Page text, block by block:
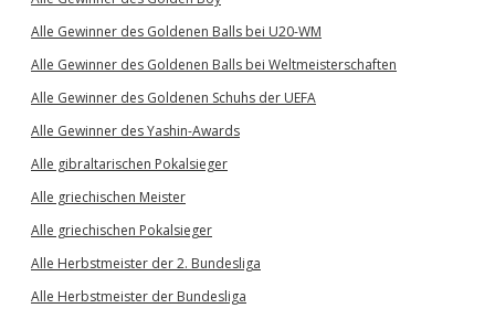
Alle Gewinner des Goldenen Balls bei U20-WM
Alle Gewinner des Goldenen Balls bei Weltmeisterschaften
Alle Gewinner des Goldenen Schuhs der UEFA
Alle Gewinner des Yashin-Awards
Alle gibraltarischen Pokalsieger
Alle griechischen Meister
Alle griechischen Pokalsieger
Alle Herbstmeister der 2. Bundesliga
Alle Herbstmeister der Bundesliga